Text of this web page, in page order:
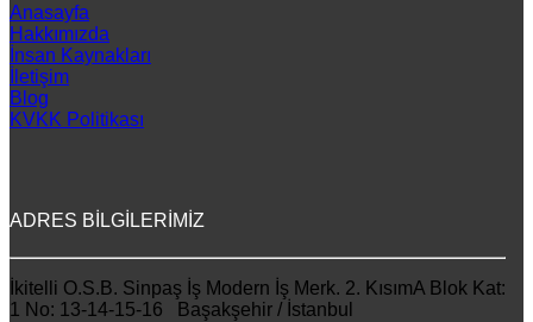
Anasayfa
Hakkımızda
İnsan Kaynakları
İletişim
Blog
KVKK Politikası
ADRES BİLGİLERİMİZ
İkitelli O.S.B. Sinpaş İş Modern İş Merk. 2. KısımA Blok Kat:
1 No: 13-14-15-16 Başakşehir / İstanbul